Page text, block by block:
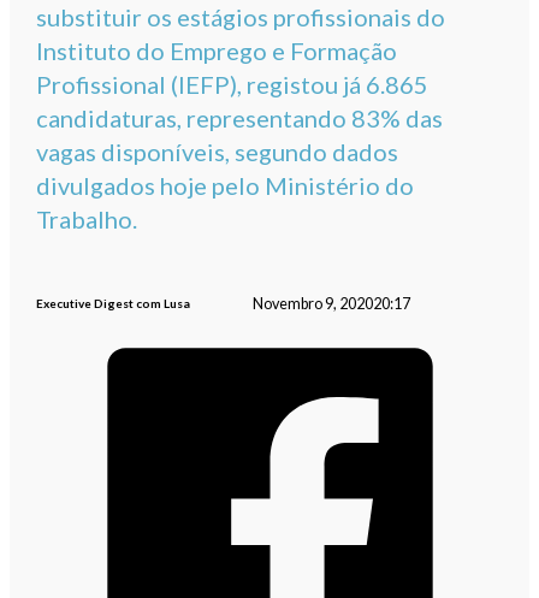
substituir os estágios profissionais do
Instituto do Emprego e Formação
Profissional (IEFP), registou já 6.865
candidaturas, representando 83% das
vagas disponíveis, segundo dados
divulgados hoje pelo Ministério do
Trabalho.
Executive Digest com Lusa Novembro 9, 202020:17